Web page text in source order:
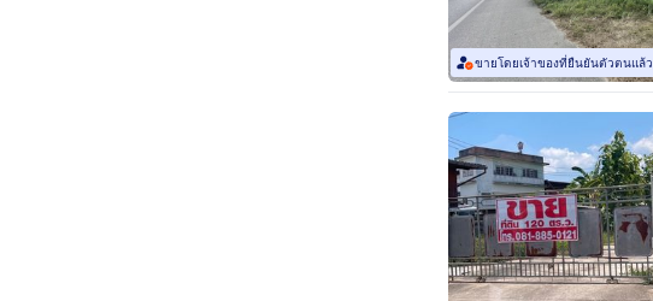
ขายโดยเจ้าของที่ยืนยันตัวตนแล้ว